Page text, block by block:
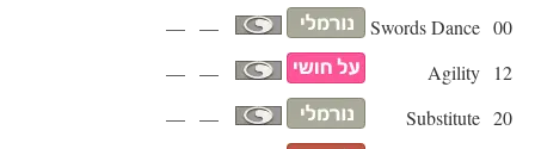
00
Swords Dance
—
—
12
Agility
—
—
20
Substitute
—
—